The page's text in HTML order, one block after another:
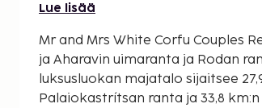
Lue lisää
Mr and Mrs White Corfu Couples
ja Aharavin uimaranta ja Rodan
luksusluokan majatalo sijaitsee
Palaiokastrítsan ranta ja 33,8